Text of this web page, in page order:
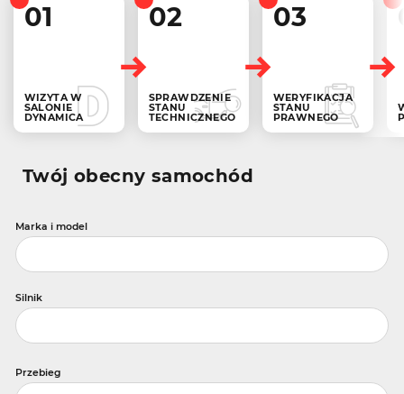
01
WIZYTA W
SALONIE
DYNAMICA
02
SPRAWDZENIE
STANU
TECHNICZNEGO
03
WERYFIKACJA
STANU
PRAWNEGO
Twój obecny samochód
Marka i model
Silnik
Przebieg